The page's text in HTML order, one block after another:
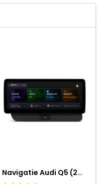
Navigatie Audi Q5 (2009-2017), Linux OS & OEM, MMI 3G, CarPlay & Android Auto Wireless, MirrorLink, Camera AHD, 12.3 Inch - AD-BGAALNXH+AD-BGRKITQ5002